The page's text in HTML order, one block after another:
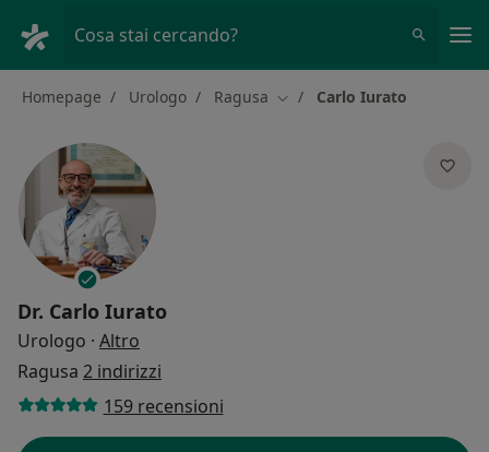
Cosa stai cercando?
Homepage Urologo Ragusa Cambia città
Carlo Iurato
Dr. Carlo Iurato
Urologo · Altro
Ragusa 2 indirizzi
159 recensioni